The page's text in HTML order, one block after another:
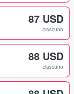
87 USD
ciascuno
88 USD
ciascuno